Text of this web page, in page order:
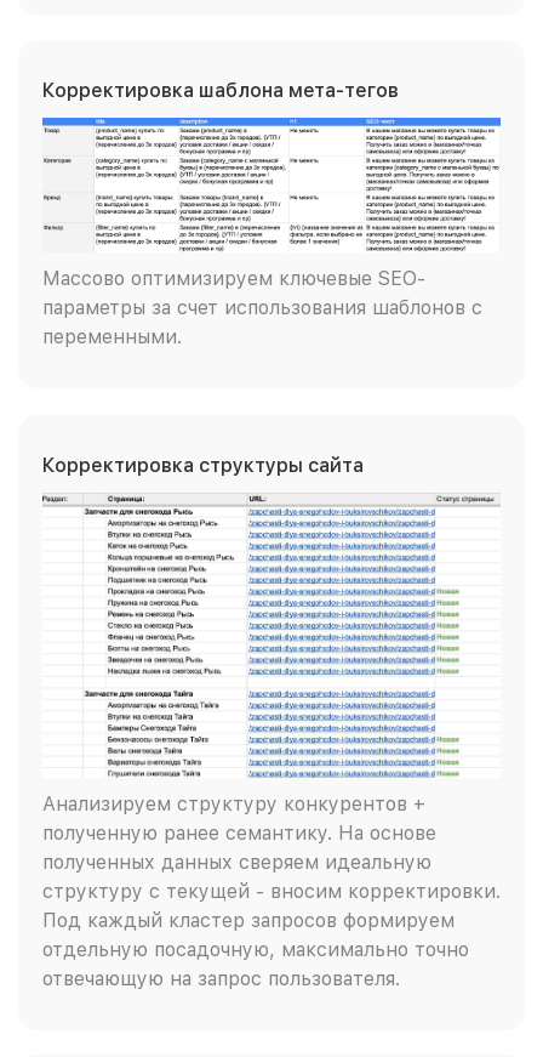
Корректировка шаблона мета-тегов
Массово оптимизируем ключевые SEO-
параметры за счет использования шаблонов с
переменными.
Корректировка структуры сайта
Анализируем структуру конкурентов +
полученную ранее семантику. На основе
полученных данных сверяем идеальную
структуру с текущей - вносим корректировки.
Под каждый кластер запросов формируем
отдельную посадочную, максимально точно
отвечающую на запрос пользователя.